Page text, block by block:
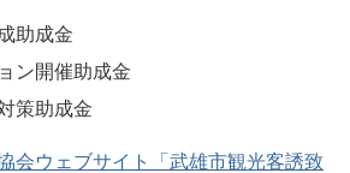
助成金
ン開催助成金
策助成金
会ウェブサイト「武雄市観光客誘致